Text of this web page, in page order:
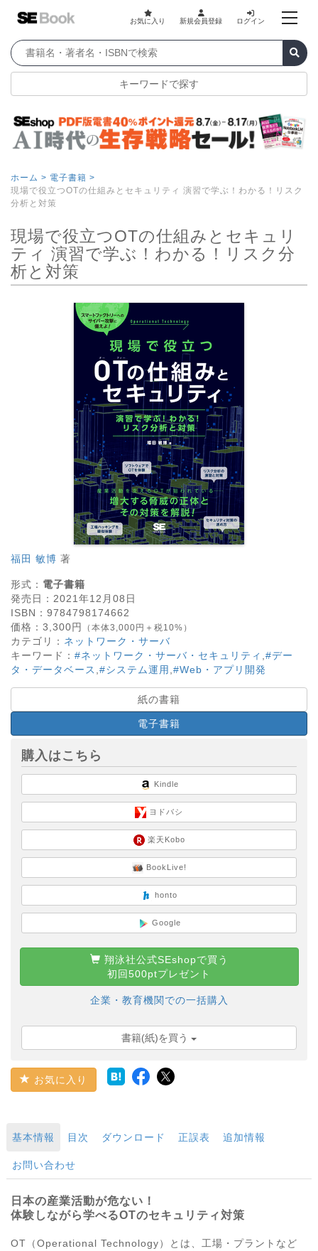
お気に入り 新規会員登録 ログイン
キーワードで探す
ホーム > 電子書籍 >
現場で役立つOTの仕組みとセキュリティ 演習で学ぶ！わかる！リスク
分析と対策
現場で役立つOTの仕組みとセキュリ
ティ 演習で学ぶ！わかる！リスク分
析と対策
福田 敏博 著
形式： 電子書籍
発売日： 2021年12月08日
ISBN： 9784798174662
価格： 3,300円 （本体3,000円＋税10%）
カテゴリ： ネットワーク・サーバ
キーワード： #ネットワーク・サーバ・セキュリティ #デー
タ・データベース #システム運用 #Web・アプリ開発
紙の書籍
電子書籍
購入はこちら
Kindle
ヨドバシ
楽天Kobo
BookLive!
honto
Google
翔泳社公式SEshopで買う
初回500ptプレゼント
企業・教育機関での一括購入
書籍(紙)を買う
お気に入り
基本情報 目次 ダウンロード 正誤表 追加情報
お問い合わせ
日本の産業活動が危ない！
体験しながら学べるOTのセキュリティ対策
OT（Operational Technology）とは、工場・プラントなど